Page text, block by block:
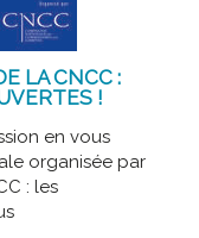
LA CNCC :
!
en vous
organisée par
: les